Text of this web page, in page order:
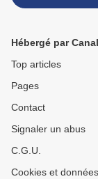
Hébergé par
Top articles
Pages
Contact
Signaler un abus
C.G.U.
Cookies et